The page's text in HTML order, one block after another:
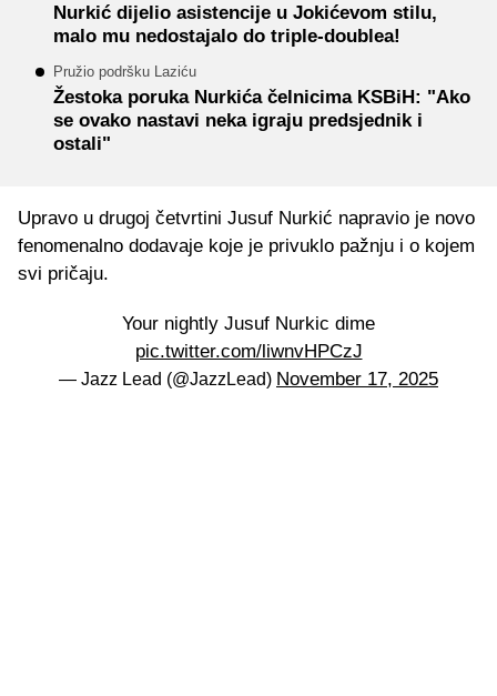
Nurkić dijelio asistencije u Jokićevom stilu,
malo mu nedostajalo do triple-doublea!
Pružio podršku Laziću
Žestoka poruka Nurkića čelnicima KSBiH: "Ako
se ovako nastavi neka igraju predsjednik i
ostali"
Upravo u drugoj četvrtini Jusuf Nurkić napravio je novo
fenomenalno dodavaje koje je privuklo pažnju i o kojem
svi pričaju.
Your nightly Jusuf Nurkic dime
pic.twitter.com/liwnvHPCzJ
— Jazz Lead (@JazzLead) November 17, 2025